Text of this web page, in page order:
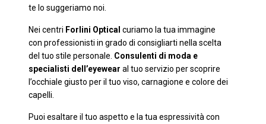
te lo suggeriamo noi.
Nei centri Forlini Optical curiamo la tua immagine
con professionisti in grado di consigliarti nella scelta
del tuo stile personale. Consulenti di moda e
specialisti dell’eyewear al tuo servizio per scoprire
l’occhiale giusto per il tuo viso, carnagione e colore dei
capelli.
Puoi esaltare il tuo aspetto e la tua espressività con